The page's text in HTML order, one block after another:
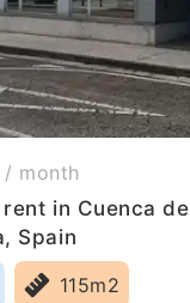
/ month
in Cuenca de
Spain
115m2